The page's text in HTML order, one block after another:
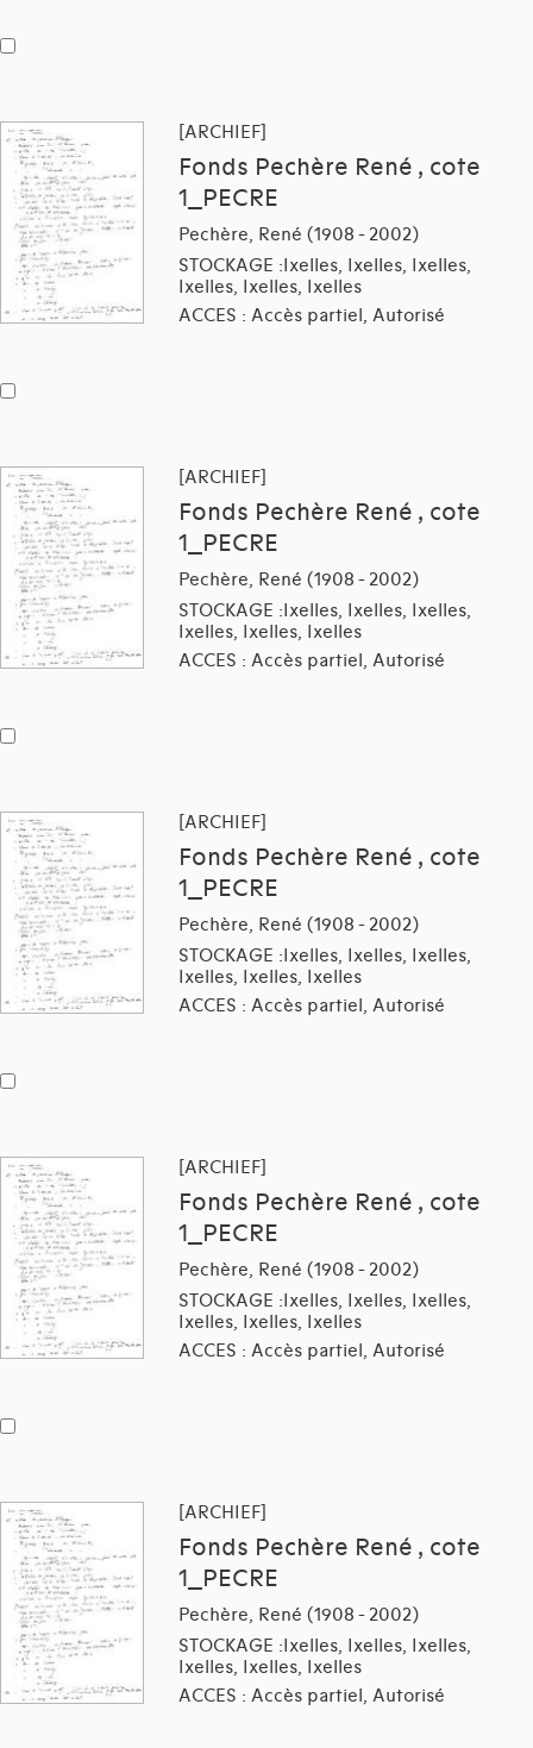
[ARCHIEF]
Fonds Pechère René , cote
1_PECRE
Pechère, René (1908 - 2002)
STOCKAGE :Ixelles, Ixelles, Ixelles,
Ixelles, Ixelles, Ixelles
ACCES : Accès partiel, Autorisé
[ARCHIEF]
Fonds Pechère René , cote
1_PECRE
Pechère, René (1908 - 2002)
STOCKAGE :Ixelles, Ixelles, Ixelles,
Ixelles, Ixelles, Ixelles
ACCES : Accès partiel, Autorisé
[ARCHIEF]
Fonds Pechère René , cote
1_PECRE
Pechère, René (1908 - 2002)
STOCKAGE :Ixelles, Ixelles, Ixelles,
Ixelles, Ixelles, Ixelles
ACCES : Accès partiel, Autorisé
[ARCHIEF]
Fonds Pechère René , cote
1_PECRE
Pechère, René (1908 - 2002)
STOCKAGE :Ixelles, Ixelles, Ixelles,
Ixelles, Ixelles, Ixelles
ACCES : Accès partiel, Autorisé
[ARCHIEF]
Fonds Pechère René , cote
1_PECRE
Pechère, René (1908 - 2002)
STOCKAGE :Ixelles, Ixelles, Ixelles,
Ixelles, Ixelles, Ixelles
ACCES : Accès partiel, Autorisé